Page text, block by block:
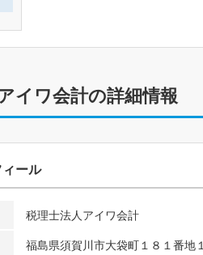
イワ会計の詳細情報
ール
税理士法人アイワ会計
福島県須賀川市大袋町１８１番地１